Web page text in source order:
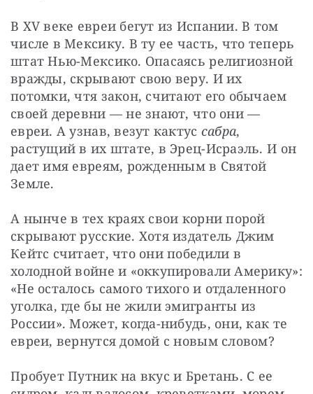
В XV веке евреи бегут из Испании. В том
числе в Мексику. В ту ее часть, что теперь
штат Нью-Мексико. Опасаясь религиозной
вражды, скрывают свою веру. И их
потомки, чтя закон, считают его обычаем
своей деревни — не знают, что они —
евреи. А узнав, везут кактус сабра,
растущий в их штате, в Эрец-Исраэль. И он
дает имя евреям, рожденным в Святой
Земле.
А нынче в тех краях свои корни порой
скрывают русские. Хотя издатель Джим
Кейтс считает, что они победили в
холодной войне и «оккупировали Америку»:
«Не осталось самого тихого и отдаленного
уголка, где бы не жили эмигранты из
России». Может, когда-нибудь, они, как те
евреи, вернутся домой с новым словом?
Пробует Путник на вкус и Бретань. С ее